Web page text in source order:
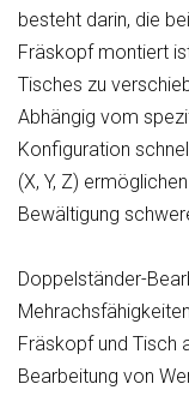
besteht darin, die
Fräskopf montiert
Tisches zu
Abhängig vom
Konfiguration
(X, Y, Z)
Bewältigung
Doppelständer-
Fräskopf und Tisch
Bearbeitung von